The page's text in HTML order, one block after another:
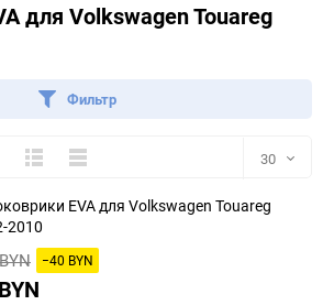
для Volkswagen Touareg
Фильтр
ПодробноКомпактно 30
30
EVA для Volkswagen Touareg
2010
−40 BYN